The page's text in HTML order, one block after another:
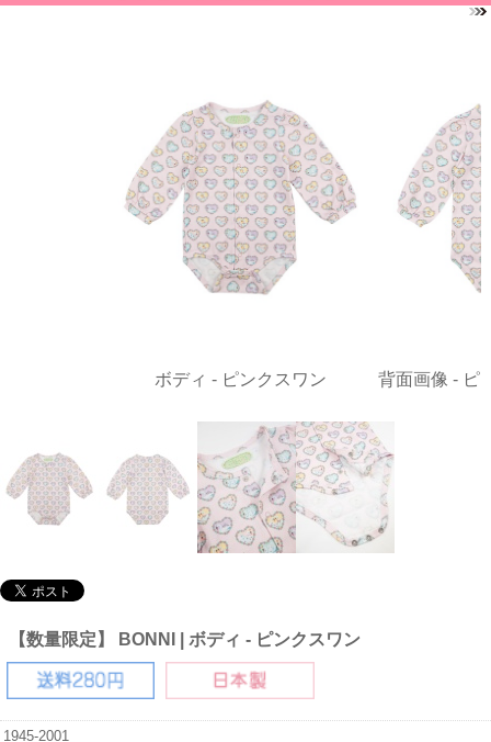
ボディ - ピンクスワン 背面画像 - ピ
【数量限定】 BONNI | ボディ - ピンクスワン
1945-2001